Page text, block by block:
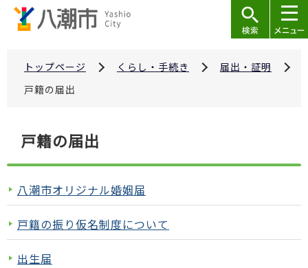
トップページ くらし・手続き
届出・証明
戸籍の届出
こ
か
ら
戸籍の届出
八潮市オリジナル婚姻届
戸籍の振り仮名制度について
出生届